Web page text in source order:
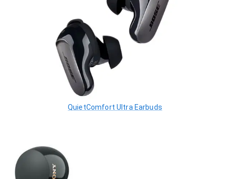
QuietComfort Ultra Earbuds